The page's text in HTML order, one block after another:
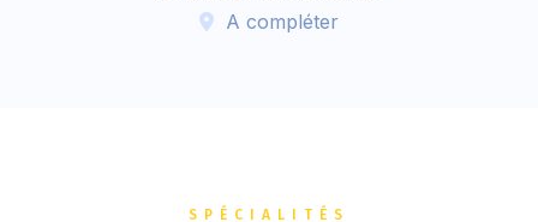
A compléter
SPÉCIALITÉS